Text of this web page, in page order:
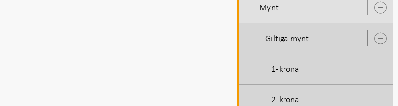
Mynt
Giltiga mynt
1-krona
2-krona